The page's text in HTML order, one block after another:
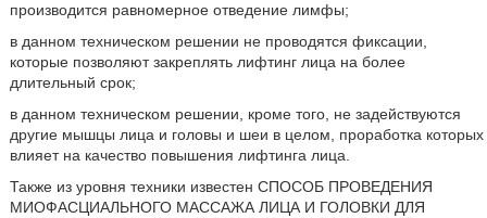
производится равномерное отведение лимфы;
в данном техническом решении не проводятся фиксации,
которые позволяют закреплять лифтинг лица на более
длительный срок;
в данном техническом решении, кроме того, не задействуются
другие мышцы лица и головы и шеи в целом, проработка которых
влияет на качество повышения лифтинга лица.
Также из уровня техники известен СПОСОБ ПРОВЕДЕНИЯ
МИОФАСЦИАЛЬНОГО МАССАЖА ЛИЦА И ГОЛОВКИ ДЛЯ